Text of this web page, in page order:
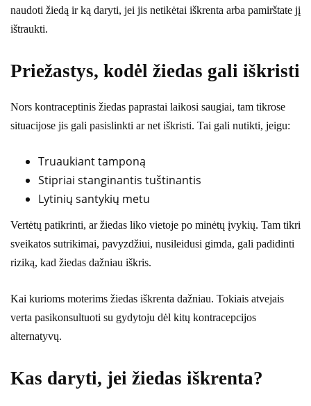
naudoti žiedą ir ką daryti, jei jis netikėtai iškrenta arba pamirštate jį
ištraukti.
Priežastys, kodėl žiedas gali iškristi
Nors kontraceptinis žiedas paprastai laikosi saugiai, tam tikrose
situacijose jis gali pasislinkti ar net iškristi. Tai gali nutikti, jeigu:
Truaukiant tamponą
Stipriai stanginantis tuštinantis
Lytinių santykių metu
Vertėtų patikrinti, ar žiedas liko vietoje po minėtų įvykių. Tam tikri
sveikatos sutrikimai, pavyzdžiui, nusileidusi gimda, gali padidinti
riziką, kad žiedas dažniau iškris.
Kai kurioms moterims žiedas iškrenta dažniau. Tokiais atvejais
verta pasikonsultuoti su gydytoju dėl kitų kontracepcijos
alternatyvų.
Kas daryti, jei žiedas iškrenta?